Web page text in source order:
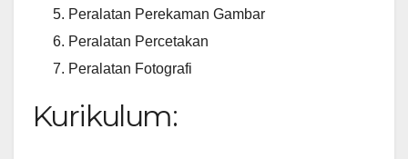
Peralatan Perekaman Gambar
Peralatan Percetakan
Peralatan Fotografi
Kurikulum: